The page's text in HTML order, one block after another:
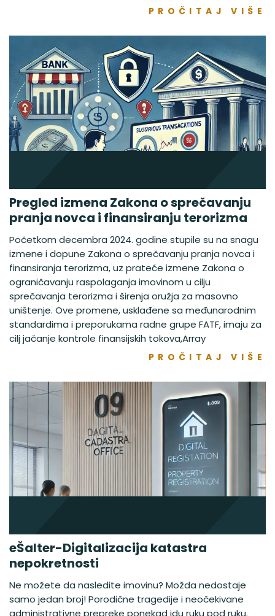
PROČITAJ VIŠE
Pregled izmena Zakona o sprečavanju
pranja novca i finansiranju terorizma
Početkom decembra 2024. godine stupile su na snagu
izmene i dopune Zakona o sprečavanju pranja novca i
finansiranja terorizma, uz prateće izmene Zakona o
ograničavanju raspolaganja imovinom u cilju
sprečavanja terorizma i širenja oružja za masovno
uništenje. Ove promene, usklađene sa međunarodnim
standardima i preporukama radne grupe FATF, imaju za
cilj jačanje kontrole finansijskih tokova,Array
PROČITAJ VIŠE
eŠalter-Digitalizacija katastra
nepokretnosti
Ne možete da nasledite imovinu? Možda nedostaje
samo jedan broj! Porodične tragedije i neočekivane
administrativne prepreke ponekad idu ruku pod ruku.